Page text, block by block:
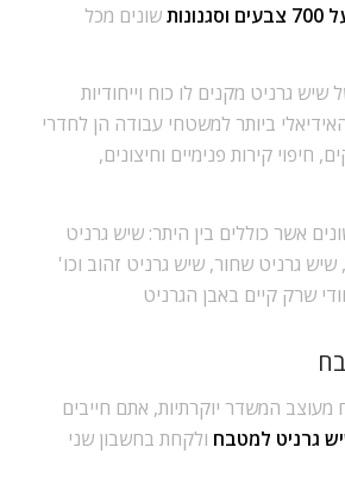
שונים מכל
גרניט מקנים לו כוח וייחודיות
ביותר למשטחי עבודה הן לחדרי
קירות פנימיים וחיצונים,
אשר כוללים בין היתר: שיש גרניט
גרניט שחור, שיש גרניט זהוב וכו'
שרק קיים באבן הגרניט
המשדר יוקרתיות, אתם חייבים
גרניט למטבח ולקחת בחשבון שני